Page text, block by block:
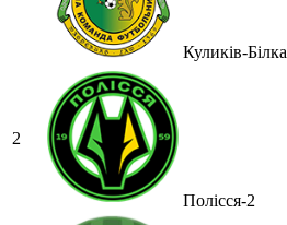
Куликів-Білка
2
Полісся-2